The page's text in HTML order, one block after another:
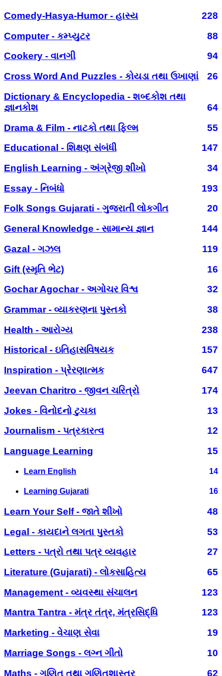
Comedy-Hasya-Humor - હાસ્ય
228
Computer - કમ્પ્યુટર
88
Cookery - વાનગી
94
Cross Word And Puzzles - કોયડા તથા ઉખાણાં
26
Dictionary & Encyclopedia - શબ્દકોશ તથા
જ્ઞાનકોશ
64
Drama & Film - નાટકો તથા ફિલ્મ
55
Educational - શિક્ષણ સંબંધી
147
English Learning - અંગ્રેજી શીખો
34
Essay - નિબંધો
193
Folk Songs Gujarati - ગુજરાતી લોકગીત
20
General Knowledge - સામાન્ય જ્ઞાન
144
Gazal - ગઝલ
119
Gift (સ્મૃતિ ભેટ)
16
Gochar Agochar - અગોચર વિશ્વ
32
Grammar - વ્યાકરણના પુસ્તકો
38
Health - આરોગ્ય
238
Historical - ઇતિહાસવિષયક
157
Inspiration - પ્રેરણાત્મક
647
Jeevan Charitro - જીવન ચરિત્રો
174
Jokes - વિનોદનો ટુચકા
13
Journalism - પત્રકારત્વ
12
Language Learning
15
Learn English 14
Learning Gujarati 16
Learn Your Self - જાતે શીખો
48
Legal - કાયદાને લગતા પુસ્તકો
53
Letters - પત્રો તથા પત્ર વ્યવહાર
27
Literature (Gujarati) - લોકસાહિત્ય
65
Management - વ્યવસ્થા સંચાલન
123
Mantra Tantra - મંત્ર તંત્ર, મંત્રસિદ્ધિ
123
Marketing - વેચાણ સેવા
19
Marriage Songs - લગ્ન ગીતો
10
Maths - ગણિત તથા ગણિતશાસ્ત્ર
62